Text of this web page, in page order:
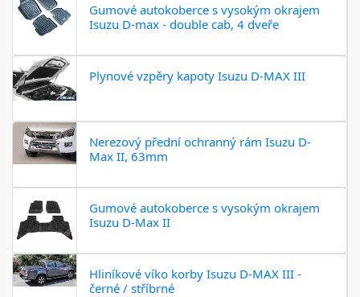
Gumové autokoberce s vysokým okrajem
Isuzu D-max - double cab, 4 dveře
Plynové vzpěry kapoty Isuzu D-MAX III
Nerezový přední ochranný rám Isuzu D-
Max II, 63mm
Gumové autokoberce s vysokým okrajem
Isuzu D-Max II
Hliníkové víko korby Isuzu D-MAX III -
černé / stříbrné